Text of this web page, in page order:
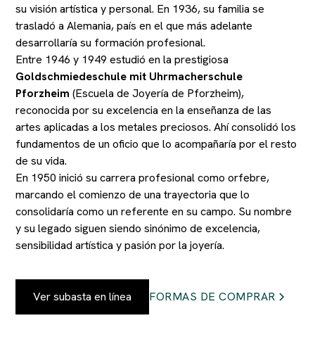
su visión artística y personal. En 1936, su familia se
trasladó a Alemania, país en el que más adelante
desarrollaría su formación profesional.
Entre 1946 y 1949 estudió en la prestigiosa
Goldschmiedeschule mit Uhrmacherschule
Pforzheim (Escuela de Joyería de Pforzheim),
reconocida por su excelencia en la enseñanza de las
artes aplicadas a los metales preciosos. Ahí consolidó los
fundamentos de un oficio que lo acompañaría por el resto
de su vida.
En 1950 inició su carrera profesional como orfebre,
marcando el comienzo de una trayectoria que lo
consolidaría como un referente en su campo. Su nombre
y su legado siguen siendo sinónimo de excelencia,
sensibilidad artística y pasión por la joyería.
Ver subasta en línea FORMAS DE COMPRAR